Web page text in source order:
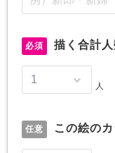
必須 描く合計人
人
任意 この絵の